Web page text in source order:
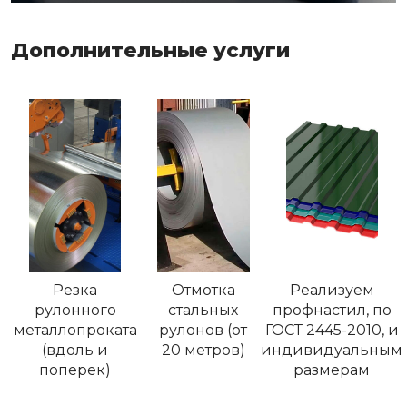
Дополнительные услуги
Резка
рулонного
металлопроката
(вдоль и
поперек)
Отмотка
стальных
рулонов (от
20 метров)
Реализуем
профнастил, по
ГОСТ 2445-2010, и
индивидуальным
размерам